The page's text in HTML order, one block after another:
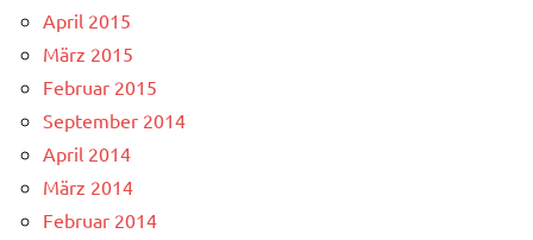
April 2015
März 2015
Februar 2015
September 2014
April 2014
März 2014
Februar 2014